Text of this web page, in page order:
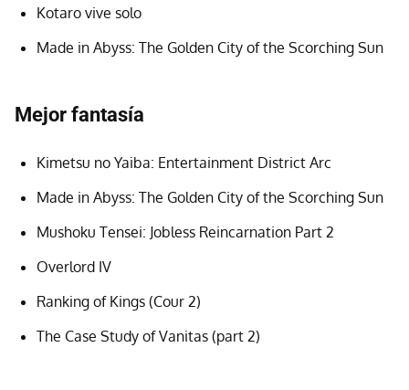
Kotaro vive solo
Made in Abyss: The Golden City of the Scorching Sun
Mejor fantasía
Kimetsu no Yaiba: Entertainment District Arc
Made in Abyss: The Golden City of the Scorching Sun
Mushoku Tensei: Jobless Reincarnation Part 2
Overlord IV
Ranking of Kings (Cour 2)
The Case Study of Vanitas (part 2)